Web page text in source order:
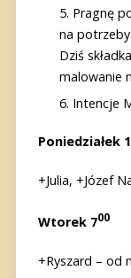
Pragnę
na potrzeby
Dziś
malowanie
Intencje
Poniedziałek
+Julia, +Józef
Wtorek 700
+Ryszard – od